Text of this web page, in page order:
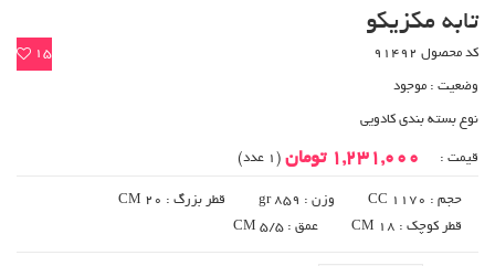
تابه مکزیکو
15 کد محصول 91492
وضعیت : موجود
نوع بسته بندی کادویی
قیمت : 1,231,000 تومان (1 عدد)
حجم : 1170 CC وزن : 859 gr
قطر بزرگ : 20 CM
قطر کوچک : 18 CM
عمق : 5/5 CM